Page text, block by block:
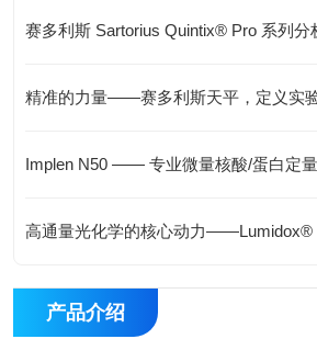
精准的力量——赛多利斯天平，定义实
产品介绍